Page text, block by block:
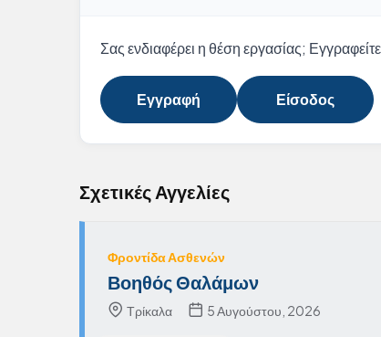
Σας ενδιαφέρει η θέση εργασίας;
Εγγραφή Είσοδος
Σχετικές Αγγελίες
Φροντίδα Ασθενών
Βοηθός Θαλάμων
Τρίκαλα 5 Αυγούστου, 2026